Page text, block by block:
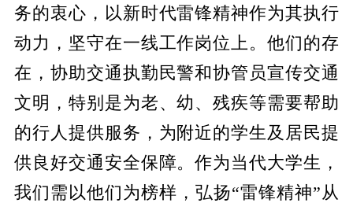
务的衷心，以新时代雷锋精神作为其执行
动力，坚守在一线工作岗位上。他们的存
在，协助交通执勤民警和协管员宣传交通
文明，特别是为老、幼、残疾等需要帮助
的行人提供服务，为附近的学生及居民提
供良好交通安全保障。作为当代大学生，
我们需以他们为榜样，弘扬“雷锋精神”从